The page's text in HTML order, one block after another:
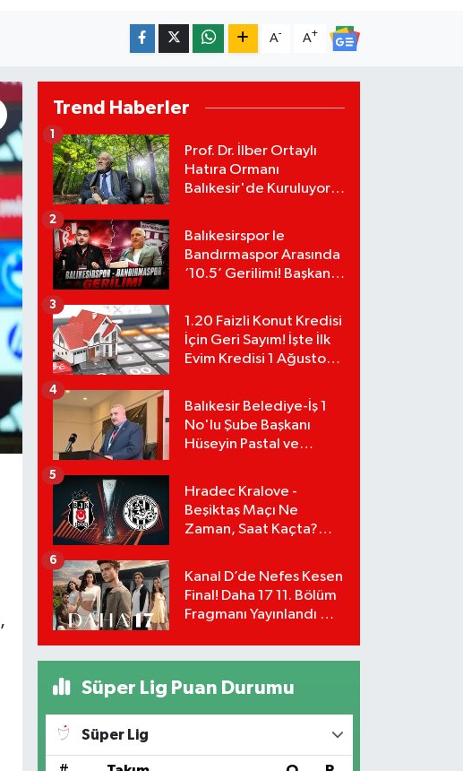
A- A+
Trend Haberler
Prof. Dr. İlber Ortaylı
Hatıra Ormanı
Balıkesir'de Kuruluyor!
1
Balıkesirspor le
Bandırmaspor Arasında
‘10.5’ Gerilimi! Başkan
Tepki!
2
1.20 Faizli Konut Kredisi
İçin Geri Sayım! İşte İlk
Evim Kredisi 1 Ağustos
Hesaplama Tablosu:
3
Balıkesir Belediye-İş 1
No'lu Şube Başkanı
Hüseyin Pastal ve
4
Hradec Kralove -
Beşiktaş Maçı Ne
Zaman, Saat Kaçta?
Detayları!
5
Kanal D’de Nefes Kesen
Final! Daha 17 11. Bölüm
Fragmanı Yayınlandı Mı?
6
Süper Lig Puan Durumu
Süper Lig